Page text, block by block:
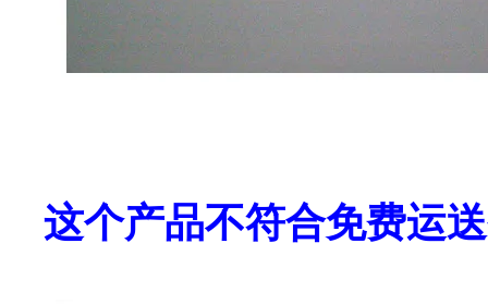
这个产品不符合免费运